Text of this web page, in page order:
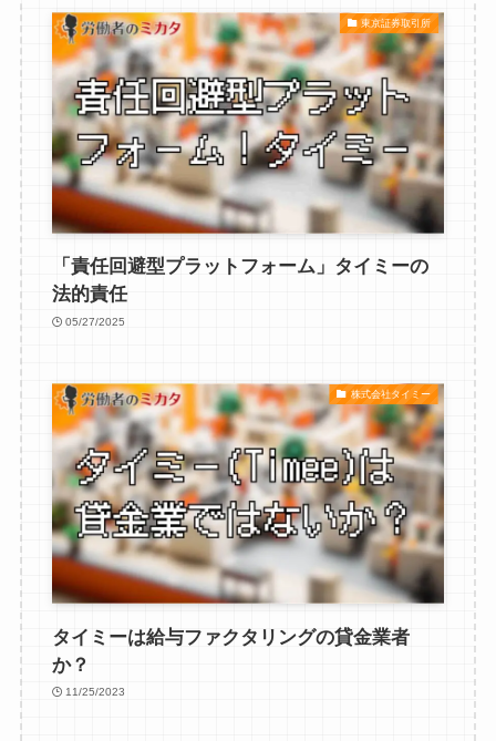
東京証券取引所
「責任回避型プラットフォーム」タイミーの
法的責任
05/27/2025
株式会社タイミー
タイミーは給与ファクタリングの貸金業者
か？
11/25/2023